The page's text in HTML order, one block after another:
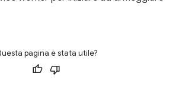
pagina è stata utile?